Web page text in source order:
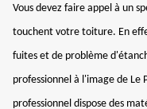
Vous devez faire appel à un
touchent votre toiture. En
fuites et de problème
professionnel à l'image de Le
professionnel dispose des